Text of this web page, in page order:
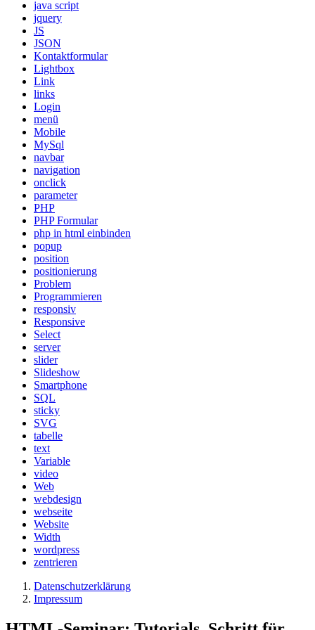
java script
jquery
JS
JSON
Kontaktformular
Lightbox
Link
links
Login
menü
Mobile
MySql
navbar
navigation
onclick
parameter
PHP
PHP Formular
php in html einbinden
popup
position
positionierung
Problem
Programmieren
responsiv
Responsive
Select
server
slider
Slideshow
Smartphone
SQL
sticky
SVG
tabelle
text
Variable
video
Web
webdesign
webseite
Website
Width
wordpress
zentrieren
Datenschutzerklärung
Impressum